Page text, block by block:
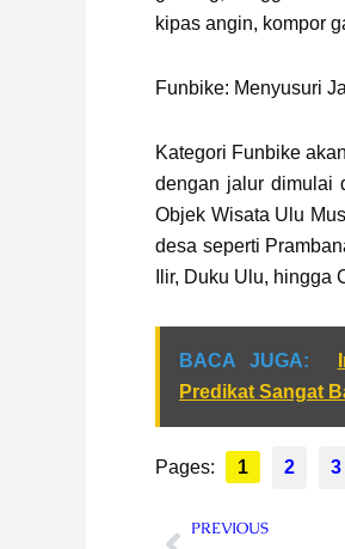
kipas angin, kompor
Funbike: Menyusuri
Kategori Funbike
dengan jalur dimulai
Objek Wisata Ulu
desa seperti
Ilir, Duku Ulu, hingga
BACA JUGA:
Predikat Sangat
Pages: 1 2 3
Prev
PREVIOUS